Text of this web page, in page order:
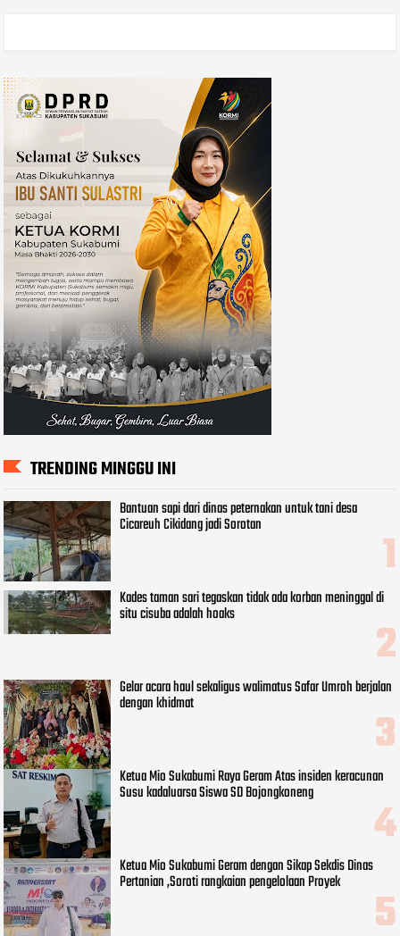
TRENDING MINGGU INI
Bantuan sapi dari dinas peternakan untuk tani desa
Cicareuh Cikidang jadi Sorotan
Kades taman sari tegaskan tidak ada korban meninggal di
situ cisuba adalah hoaks
Gelar acara haul sekaligus walimatus Safar Umroh berjalan
dengan khidmat
Ketua Mio Sukabumi Raya Geram Atas insiden keracunan
Susu kadaluarsa Siswa SD Bojongkoneng
Ketua Mio Sukabumi Geram dengan Sikap Sekdis Dinas
Pertanian ,Soroti rangkaian pengelolaan Proyek